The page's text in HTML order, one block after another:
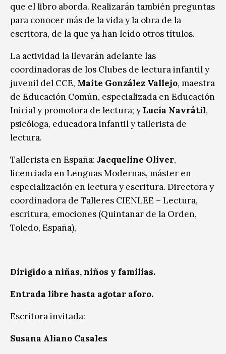
que el libro aborda. Realizarán también preguntas
para conocer más de la vida y la obra de la
escritora, de la que ya han leído otros títulos.
La actividad la llevarán adelante las
coordinadoras de los Clubes de lectura infantil y
juvenil del CCE, Maite González Vallejo, maestra
de Educación Común, especializada en Educación
Inicial y promotora de lectura; y Lucía Navrátil,
psicóloga, educadora infantil y tallerista de
lectura.
Tallerista en España: Jacqueline Oliver,
licenciada en Lenguas Modernas, máster en
especialización en lectura y escritura. Directora y
coordinadora de Talleres CIENLEE – Lectura,
escritura, emociones (Quintanar de la Orden,
Toledo, España),
Dirigido a niñas, niños y familias.
Entrada libre hasta agotar aforo.
Escritora invitada:
Susana Aliano Casales